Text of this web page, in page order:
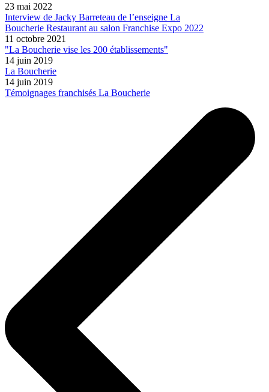
23 mai 2022
Interview de Jacky Barreteau de l’enseigne La
Boucherie Restaurant au salon Franchise Expo 2022
11 octobre 2021
"La Boucherie vise les 200 établissements"
14 juin 2019
La Boucherie
14 juin 2019
Témoignages franchisés La Boucherie